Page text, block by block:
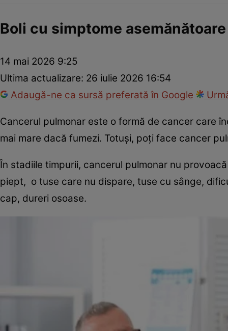
Boli cu simptome
14 mai 2026 9:25
Ultima actualizare: 26 iulie 2026 16:54
Adaugă-ne ca sursă preferată în Google
Cancerul pulmonar este o formă de cancer care
mai mare dacă fumezi. Totuși, poți face cancer
În stadiile timpurii, cancerul pulmonar nu
piept, o tuse care nu dispare, tuse cu sânge,
cap, dureri osoase.